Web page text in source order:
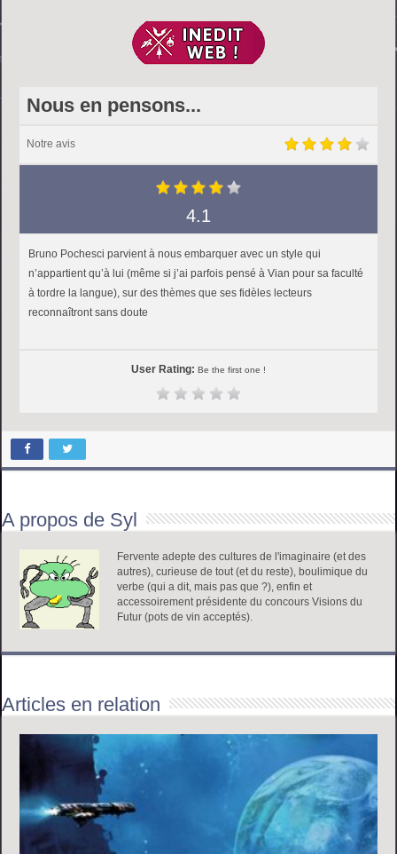
Nous en pensons...
Notre avis
4.1
Bruno Pochesci parvient à nous embarquer avec un style qui
n’appartient qu’à lui (même si j’ai parfois pensé à Vian pour sa faculté
à tordre la langue), sur des thèmes que ses fidèles lecteurs
reconnaîtront sans doute
User Rating: Be the first one !
A propos de Syl
Fervente adepte des cultures de l'imaginaire (et des
autres), curieuse de tout (et du reste), boulimique du
verbe (qui a dit, mais pas que ?), enfin et
accessoirement présidente du concours Visions du
Futur (pots de vin acceptés).
Articles en relation